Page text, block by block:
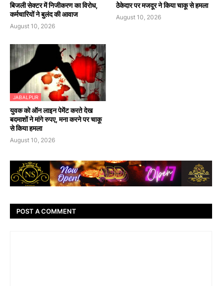
बिजली सेक्टर में निजीकरण का विरोध,
कर्मचारियों ने बुलंद की आवाज
August 10, 2026
ठेेकेदार पर मजदूर ने किया चाकू से हमला
August 10, 2026
JABALPUR
युवक को ऑन लाइन पेमेंट करते देख
बदमाशों ने मांगे रुपए, मना करने पर चाकू
से किया हमला
August 10, 2026
POST A COMMENT